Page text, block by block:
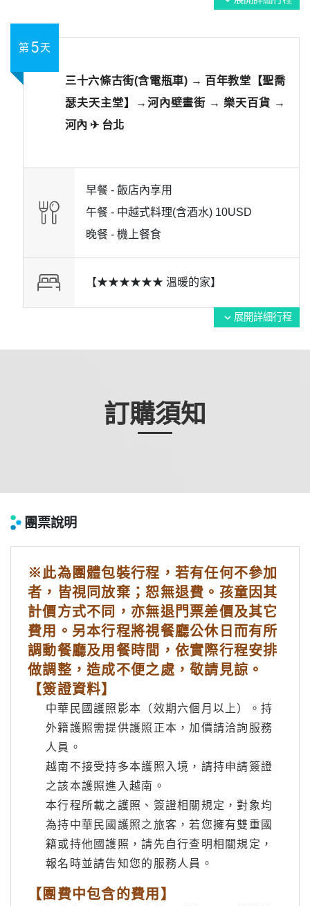
第5天
三十六條古街(含電瓶車) → 百年教堂【聖喬
瑟夫天主堂】→河內壁畫街 → 樂天百貨 →
河內 ✈ 台北
早餐 - 飯店內享用
午餐 - 中越式料理(含酒水) 10USD
晚餐 - 機上餐食
【★★★★★★ 溫暖的家】
expand_more 展開詳細行程
訂購須知
團票說明
※此為團體包裝行程，若有任何不參加
者，皆視同放棄；恕無退費。孩童因其
計價方式不同，亦無退門票差價及其它
費用。另本行程將視餐廳公休日而有所
調動餐廳及用餐時間，依實際行程安排
做調整，造成不便之處，敬請見諒。
【簽證資料】
中華民國護照影本（效期六個月以上）。持
外籍護照需提供護照正本，加價請洽詢服務
人員。
越南不接受持多本護照入境，請持申請簽證
之該本護照進入越南。
本行程所載之護照、簽證相關規定，對象均
為持中華民國護照之旅客，若您擁有雙重國
籍或持他國護照，請先自行查明相關規定，
報名時並請告知您的服務人員。
【團費中包含的費用】